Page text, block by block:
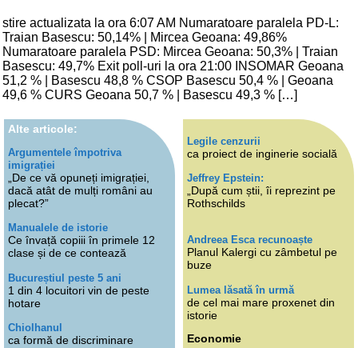
stire actualizata la ora 6:07 AM Numaratoare paralela PD-L:
Traian Basescu: 50,14% | Mircea Geoana: 49,86%
Numaratoare paralela PSD: Mircea Geoana: 50,3% | Traian
Basescu: 49,7% Exit poll-uri la ora 21:00 INSOMAR Geoana
51,2 % | Basescu 48,8 % CSOP Basescu 50,4 % | Geoana
49,6 % CURS Geoana 50,7 % | Basescu 49,3 % […]
Alte articole:
Argumentele împotriva
imigrației
„De ce vă opuneți imigrației,
dacă atât de mulți români au
plecat?”
Manualele de istorie
Ce învață copiii în primele 12
clase și de ce contează
Bucureștiul peste 5 ani
1 din 4 locuitori vin de peste
hotare
Chiolhanul
ca formă de discriminare
Legile cenzurii
ca proiect de inginerie socială
Jeffrey Epstein:
„După cum știi, îi reprezint pe
Rothschilds
Andreea Esca recunoaște
Planul Kalergi cu zâmbetul pe
buze
Lumea lăsată în urmă
de cel mai mare proxenet din
istorie
Economie